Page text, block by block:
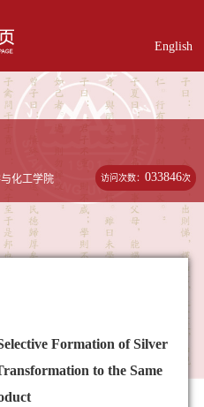
English
化工学院 访问次数：033846次
Formation of Silver
to the Same